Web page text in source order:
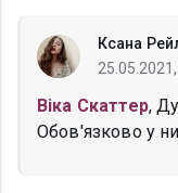
Ксана
Віка Скаттер,
Обов'язково у